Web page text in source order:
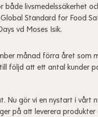
både livsmedelssäkerhet
Standard for Food
vd Moses Isik.
månad förra året som
följd att ett antal kunder
Nu gör vi en nystart i vårt
på att leverera produkter